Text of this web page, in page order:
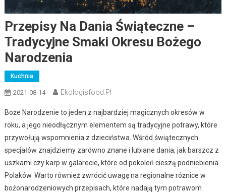
Przepisy Na Dania Świąteczne –
Tradycyjne Smaki Okresu Bożego
Narodzenia
Kuchnia
2021-08-14 Ekologisfood.pl
Boże Narodzenie to jeden z najbardziej magicznych okresów w
roku, a jego nieodłącznym elementem są tradycyjne potrawy, które
przywołują wspomnienia z dzieciństwa. Wśród świątecznych
specjałów znajdziemy zarówno znane i lubiane dania, jak barszcz z
uszkami czy karp w galarecie, które od pokoleń cieszą podniebienia
Polaków. Warto również zwrócić uwagę na regionalne różnice w
bożonarodzeniowych przepisach, które nadają tym potrawom